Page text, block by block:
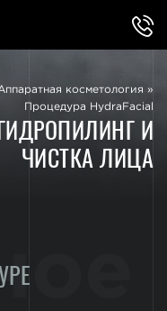
косметология »
Процедура HydraFacial
И
ЧИСТКА ЛИЦА